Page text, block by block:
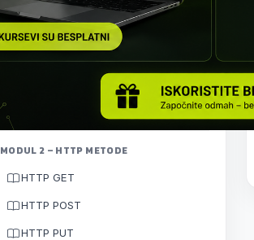
Klijent–server arhitektura
HTTP protokol
Kako funkcioniše komunikacija
MODUL 2 – HTTP METODE
HTTP GET
HTTP POST
HTTP PUT